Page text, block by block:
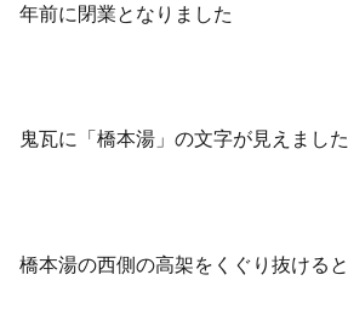
年前に閉業となりました
鬼瓦に「橋本湯」の文字が見えました
橋本湯の西側の高架をくぐり抜けると